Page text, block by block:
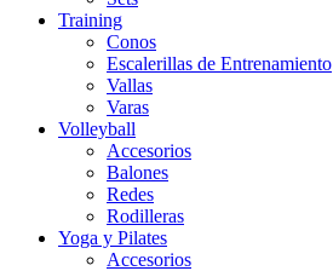
Training
Conos
Escalerillas de Entrenamiento
Vallas
Varas
Volleyball
Accesorios
Balones
Redes
Rodilleras
Yoga y Pilates
Accesorios